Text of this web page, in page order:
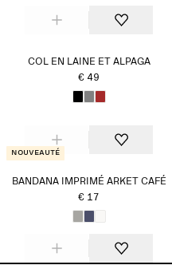
COL EN LAINE ET ALPAGA
€ 49
Nouveauté
BANDANA IMPRIMÉ ARKET CAFÉ
€ 17